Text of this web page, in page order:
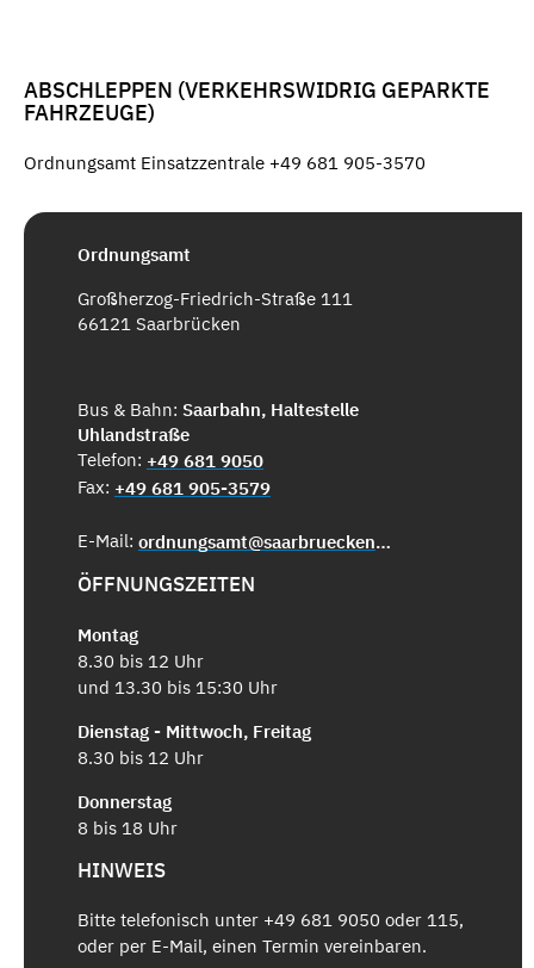
ABSCHLEPPEN (VERKEHRSWIDRIG GEPARKTE
FAHRZEUGE)
Ordnungsamt Einsatzzentrale +49 681 905-3570
Ordnungsamt
Großherzog-Friedrich-Straße 111
66121 Saarbrücken
Bus & Bahn: Saarbahn, Haltestelle
Uhlandstraße
Telefon: +49 681 9050
Fax: +49 681 905-3579
E-Mail: ordnungsamt@saarbruecken.de
ÖFFNUNGSZEITEN
Montag
8.30 bis 12 Uhr
und 13.30 bis 15:30 Uhr
Dienstag - Mittwoch, Freitag
8.30 bis 12 Uhr
Donnerstag
8 bis 18 Uhr
HINWEIS
Bitte telefonisch unter +49 681 9050 oder 115,
oder per E-Mail, einen Termin vereinbaren.